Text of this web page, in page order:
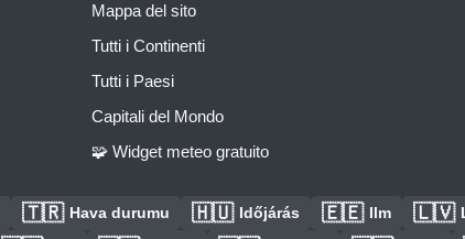
Mappa del sito
Tutti i Continenti
Tutti i Paesi
Capitali del Mondo
🧩 Widget meteo gratuito
🇹🇷 Hava durumu 🇭🇺 Időjárás 🇪🇪 Ilm 🇱🇻